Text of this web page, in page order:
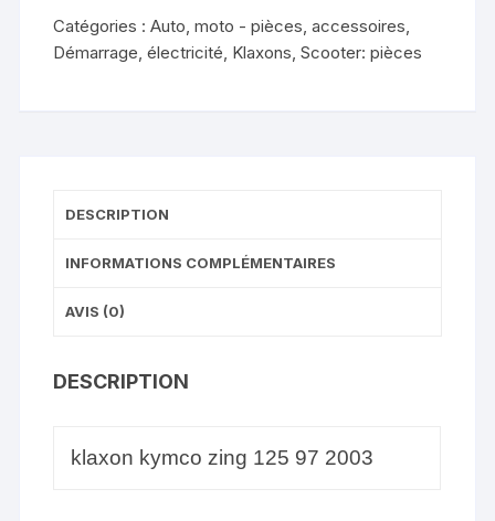
Catégories :Auto, moto - pièces, accessoires
Démarrage, électricité Klaxons ,Scooter: pièces
DESCRIPTION
INFORMATIONS COMPLÉMENTAIRES
AVIS (0)
DESCRIPTION
klaxon kymco zing 125 97 2003